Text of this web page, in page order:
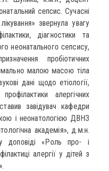
сепсис. Сучасні
звернула увагу
діагностики та
неонатального сепсису,
пробіотичних
малою масою тіла
дані щодо етіології,
алергічних
завідувач кафедри
і неонатологією ДВНЗ
академія», д.м.н.
доповіді «Роль про- і
алергії у дітей з